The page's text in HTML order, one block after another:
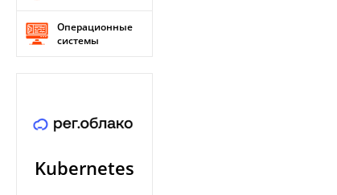
Операционные
системы
Kubernetes